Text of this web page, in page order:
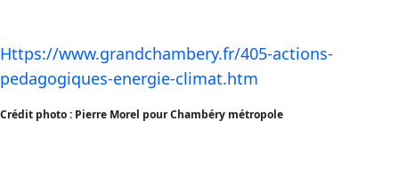
Https://www.grandchambery.fr/405-actions-
pedagogiques-energie-climat.htm
Crédit photo : Pierre Morel pour Chambéry métropole